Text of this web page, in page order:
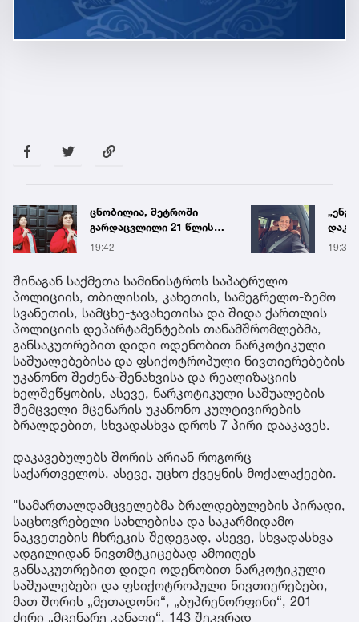
„ენგურთან
დაკავშირებით მინდა
ვთქვა...“ - გოგა მანიას
წინასწარმეტყველება
19:34 19:58
შინაგან საქმეთა სამინისტროს საპატრულო
პოლიციის, თბილისის, კახეთის, სამეგრელო-ზემო
სვანეთის, სამცხე-ჯავახეთისა და შიდა ქართლის
პოლიციის დეპარტამენტების თანამშრომლებმა,
განსაკუთრებით დიდი ოდენობით ნარკოტიკული
საშუალებებისა და ფსიქოტროპული ნივთიერებების
უკანონო შეძენა-შენახვისა და რეალიზაციის
ხელშეწყობის, ასევე, ნარკოტიკული საშუალების
შემცველი მცენარის უკანონო კულტივირების
ბრალდებით, სხვადასხვა დროს 7 პირი დააკავეს.
დაკავებულებს შორის არიან როგორც
საქართველოს, ასევე, უცხო ქვეყნის მოქალაქეები.
"სამართალდამცველებმა ბრალდებულების პირადი,
საცხოვრებელი სახლებისა და საკარმიდამო
ნაკვეთების ჩხრეკის შედეგად, ასევე, სხვადასხვა
ადგილიდან ნივთმტკიცებად ამოიღეს
განსაკუთრებით დიდი ოდენობით ნარკოტიკული
საშუალებები და ფსიქოტროპული ნივთიერებები,
მათ შორის „მეთადონი“, „ბუპრენორფინი“, 201
ძირი „მცენარე კანაფი“, 143 შეკვრად